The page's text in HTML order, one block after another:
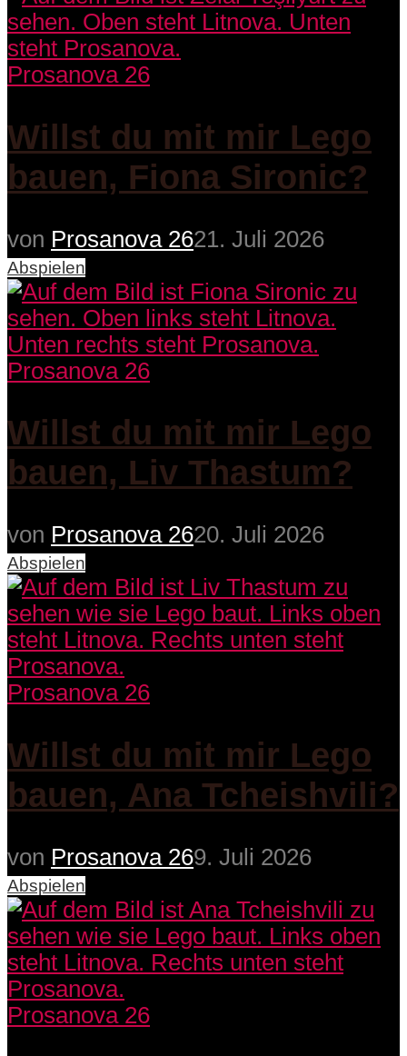
Prosanova 26
Willst du mit mir Lego
bauen, Fiona Sironic?
von Prosanova 2621. Juli 2026
Abspielen
Prosanova 26
Willst du mit mir Lego
bauen, Liv Thastum?
von Prosanova 2620. Juli 2026
Abspielen
Prosanova 26
Willst du mit mir Lego
bauen, Ana Tcheishvili?
von Prosanova 269. Juli 2026
Abspielen
Prosanova 26